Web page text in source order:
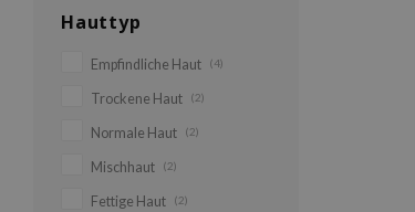
Hauttyp
Empfindliche Haut (4)
Trockene Haut (2)
Normale Haut (2)
Mischhaut (2)
Fettige Haut (2)